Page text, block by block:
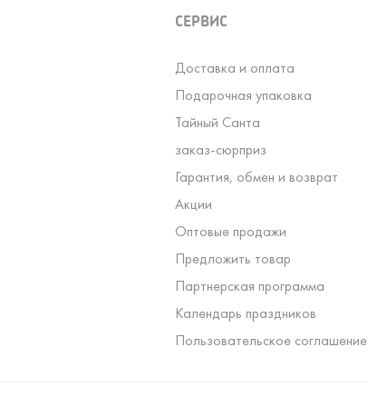
СЕРВИС
Доставка и оплата
Подарочная упаковка
Тайный Санта
заказ-сюрприз
Гарантия, обмен и возврат
Акции
Оптовые продажи
Предложить товар
Партнерская программа
Календарь праздников
Пользовательское соглашение